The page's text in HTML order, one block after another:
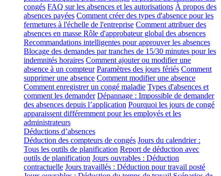
congés FAQ sur les absences et les autorisations À propos des
absences payées Comment créer des types d'absence pour les
fermetures à l'échelle de l'entreprise Comment attribuer des
absences en masse Rôle d'approbateur global des absences
Recommandations intelligentes pour approuver les absences
Blocage des demandes par tranches de 15/30 minutes pour les
indemnités horaires Comment ajouter ou modifier une
absence à un compteur Paramètres des jours fériés Comment
supprimer une absence Comment modifier une absence
Comment enregistrer un congé maladie Types d'absences et
comment les demander Dépannage : Impossible de demander
des absences depuis l’application Pourquoi les jours de congé
apparaissent différemment pour les employés et les
administrateurs
Déductions d’absences
Déduction des compteurs de congés Jours du calendrier :
Tous les outils de planification Report de déduction avec
outils de planification Jours ouvrables : Déduction
contractuelle Jours travaillés : Déduction pour travail posté